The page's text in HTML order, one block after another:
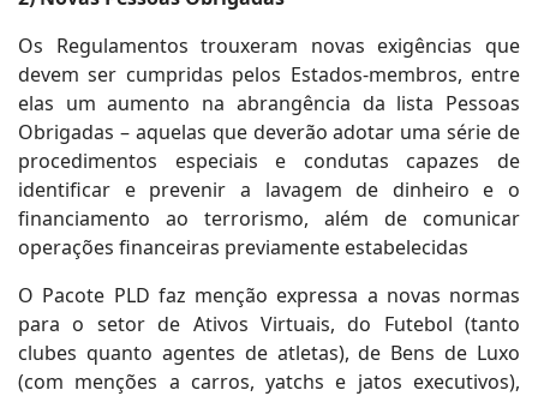
Os Regulamentos trouxeram novas exigências que
devem ser cumpridas pelos Estados-membros, entre
elas um aumento na abrangência da lista Pessoas
Obrigadas – aquelas que deverão adotar uma série de
procedimentos especiais e condutas capazes de
identificar e prevenir a lavagem de dinheiro e o
financiamento ao terrorismo, além de comunicar
operações financeiras previamente estabelecidas
O Pacote PLD faz menção expressa a novas normas
para o setor de Ativos Virtuais, do Futebol (tanto
clubes quanto agentes de atletas), de Bens de Luxo
(com menções a carros, yatchs e jatos executivos),